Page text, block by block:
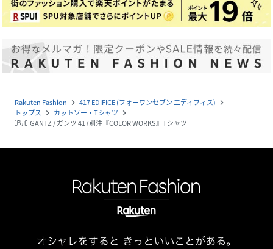
Rakuten Fashion navigate_next 417 EDIFICE (フォーワンセブン エディフィス) navigate_next
トップス navigate_next カットソー・Tシャツ navigate_next
追加|GANTZ / ガンツ 417別注『COLOR WORKS』Tシャツ